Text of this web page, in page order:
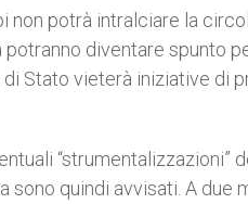
non potrà intralciare la
diventare spunto
Stato vieterà iniziative di
“strumentalizzazioni”
quindi avvisati. A due